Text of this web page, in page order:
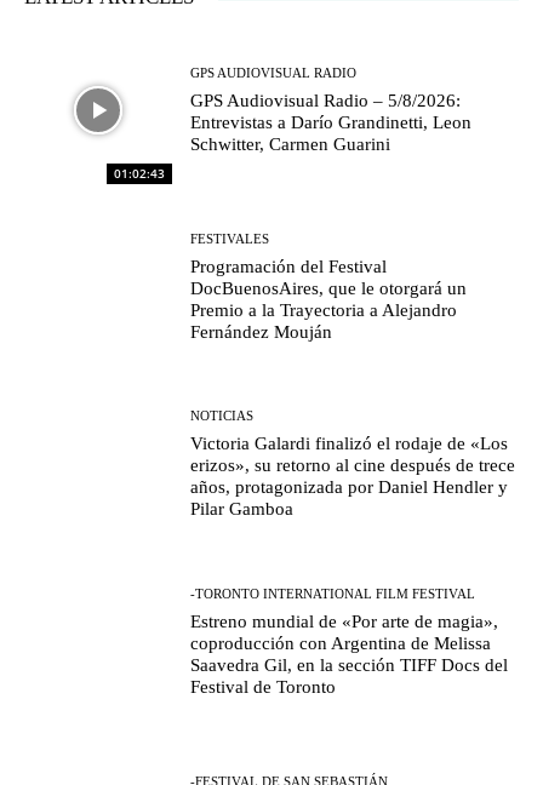
01:02:43
GPS AUDIOVISUAL RADIO
GPS Audiovisual Radio – 5/8/2026:
Entrevistas a Darío Grandinetti, Leon
Schwitter, Carmen Guarini
FESTIVALES
Programación del Festival
DocBuenosAires, que le otorgará un
Premio a la Trayectoria a Alejandro
Fernández Mouján
NOTICIAS
Victoria Galardi finalizó el rodaje de «Los
erizos», su retorno al cine después de trece
años, protagonizada por Daniel Hendler y
Pilar Gamboa
-TORONTO INTERNATIONAL FILM FESTIVAL
Estreno mundial de «Por arte de magia»,
coproducción con Argentina de Melissa
Saavedra Gil, en la sección TIFF Docs del
Festival de Toronto
-FESTIVAL DE SAN SEBASTIÁN